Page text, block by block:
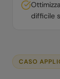
difficile
CASO